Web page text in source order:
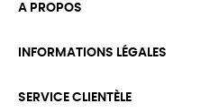
A PROPOS
INFORMATIONS LÉGALES
SERVICE CLIENTÈLE